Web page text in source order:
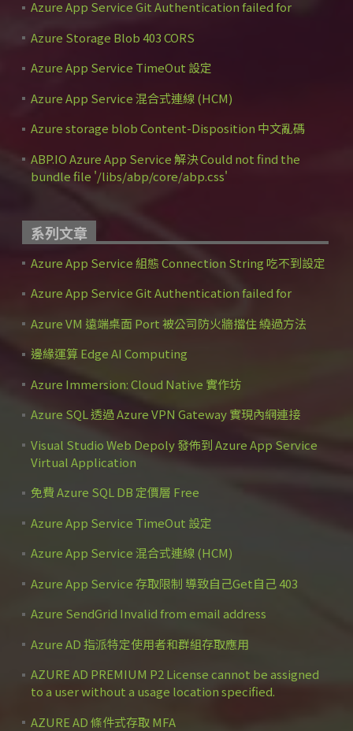
Azure App Service Git Authentication failed for
Azure Storage Blob 403 CORS
Azure App Service TimeOut 設定
Azure App Service 混合式連線 (HCM)
Azure storage blob Content-Disposition 中文亂碼
ABP.IO Azure App Service 解決 Could not find the
bundle file '/libs/abp/core/abp.css'
系列文章
Azure App Service 組態 Connection String 吃不到設定
Azure App Service Git Authentication failed for
Azure VM 遠端桌面 Port 被公司防火牆擋住 繞過方法
邊緣運算 Edge AI Computing
Azure Immersion: Cloud Native 實作坊
Azure SQL 透過 Azure VPN Gateway 實現內網連接
Visual Studio Web Depoly 發佈到 Azure App Service
Virtual Application
免費 Azure SQL DB 定價層 Free
Azure App Service TimeOut 設定
Azure App Service 混合式連線 (HCM)
Azure App Service 存取限制 導致自己Get自己 403
Azure SendGrid Invalid from email address
Azure AD 指派特定使用者和群組存取應用
AZURE AD PREMIUM P2 License cannot be assigned
to a user without a usage location specified.
AZURE AD 條件式存取 MFA